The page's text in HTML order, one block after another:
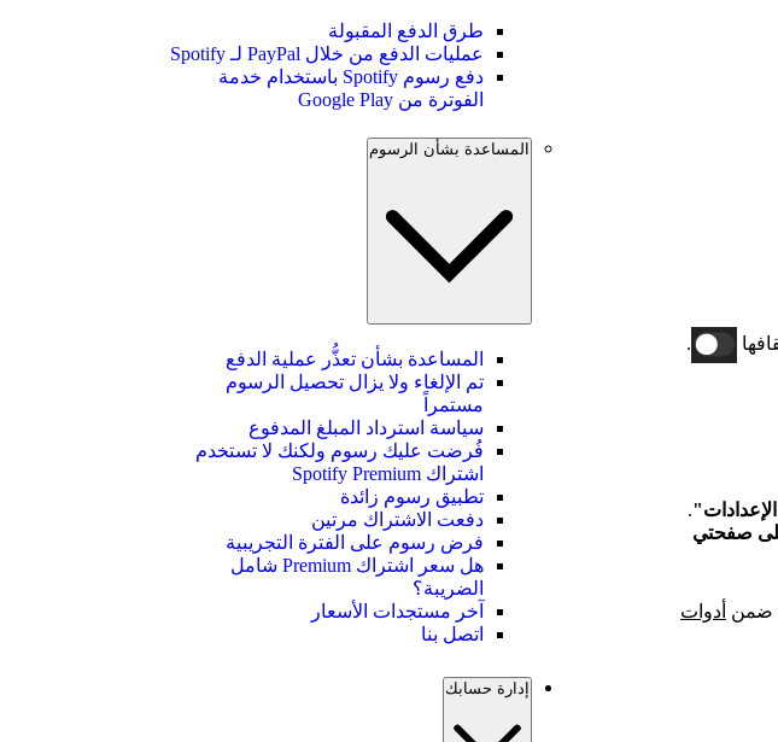
.
.
على صفحتي
ضمن أدوات
طرق الدفع المقبولة
عمليات الدفع من خلال PayPal لـ Spotify
دفع رسوم Spotify باستخدام خدمة
الفوترة من Google Play
المساعدة بشأن الرسوم
المساعدة بشأن تعذُّر عملية الدفع
تم الإلغاء ولا يزال تحصيل الرسوم
مستمراً
سياسة استرداد المبلغ المدفوع
فُرضت عليك رسوم ولكنك لا تستخدم
اشتراك Spotify Premium
تطبيق رسوم زائدة
دفعت الاشتراك مرتين
فرض رسوم على الفترة التجريبية
هل سعر اشتراك Premium شامل
الضريبة؟
آخر مستجدات الأسعار
اتصل بنا
إدارة حسابك